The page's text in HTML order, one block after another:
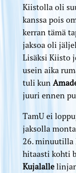
Kiistolla oli
kanssa pois
kerran tämä
jaksoa oli
Lisäksi Kiisto
usein aika
tuli kun
juuri ennen
TamU ei
jaksolla
26. minuutilla
hitaasti kohti
Kujalallelinjan